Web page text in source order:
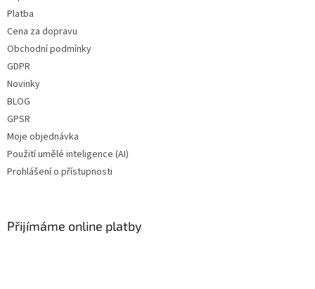
džem, ořechová másla
✅ Sklenice skladem a ihned k
odeslání!
Platba
Cena za dopravu
Obchodní podmínky
GDPR
Novinky
BLOG
GPSR
Moje objednávka
Použití umělé inteligence (AI)
Prohlášení o přístupnosti
Přijímáme online platby